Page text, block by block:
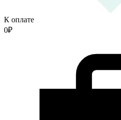
К оплате
0₽